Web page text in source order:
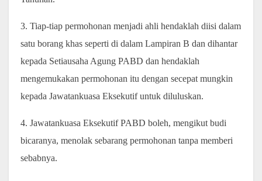
3. Tiap-tiap permohonan menjadi ahli hendaklah diisi dalam
satu borang khas seperti di dalam Lampiran B dan dihantar
kepada Setiausaha Agung PABD dan hendaklah
mengemukakan permohonan itu dengan secepat mungkin
kepada Jawatankuasa Eksekutif untuk diluluskan.
4. Jawatankuasa Eksekutif PABD boleh, mengikut budi
bicaranya, menolak sebarang permohonan tanpa memberi
sebabnya.